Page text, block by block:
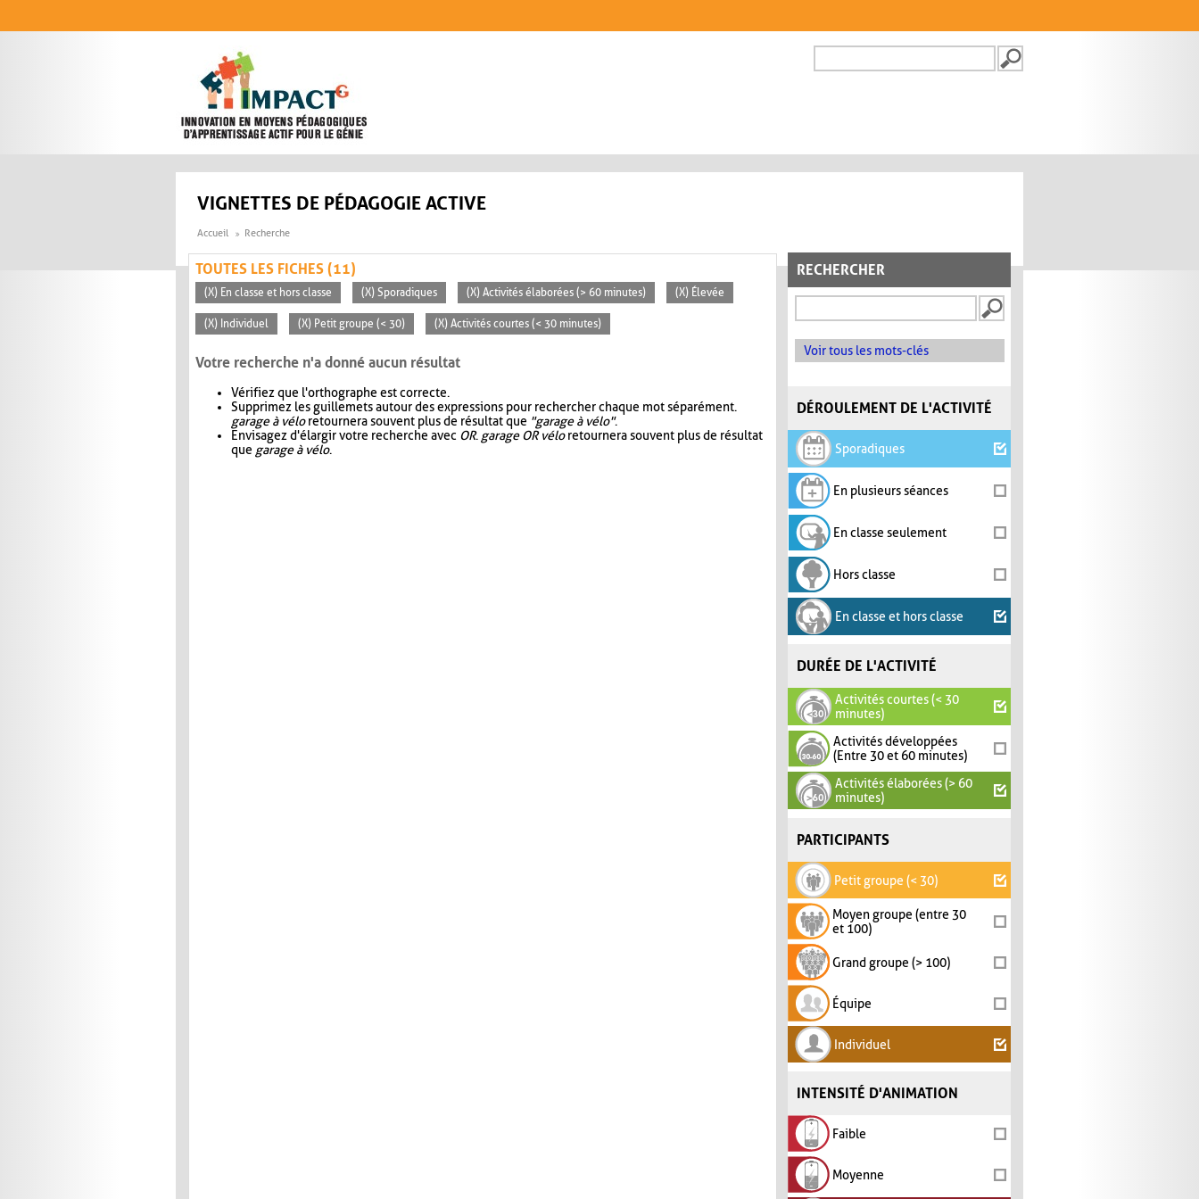
FORMULAIRE DE
VIGNETTES DE PÉDAGOGIE ACTIVE
Accueil Recherche
RECHERCHER
Voir tous les mots-clés
DÉROULEMENT DE L'ACTIVITÉ
Sporadiques
En plusieurs séances
En classe seulement
Hors classe
En classe et hors classe
DURÉE DE L'ACTIVITÉ
Activités courtes (< 30
minutes)
Activités développées
(Entre 30 et 60 minutes)
Activités élaborées (> 60
minutes)
PARTICIPANTS
Petit groupe (< 30)
Moyen groupe (entre 30
et 100)
Grand groupe (> 100)
Équipe
Individuel
INTENSITÉ D'ANIMATION
Faible
Moyenne
TOUTES LES FICHES (11)
(X) En classe et hors classe (X) Sporadiques (X) Activités élaborées (> 60 minutes) (X) Élevée
(X) Individuel (X) Petit groupe (< 30) (X) Activités courtes (< 30 minutes)
Votre recherche n'a donné aucun résultat
Vérifiez que l'orthographe est correcte.
Supprimez les guillemets autour des expressions pour rechercher chaque mot séparément.
garage à véloretournera souvent plus de résultat que "garage à vélo".
Envisagez d'élargir votre recherche avec OR. garage OR véloretournera souvent plus de résultat
que garage à vélo.